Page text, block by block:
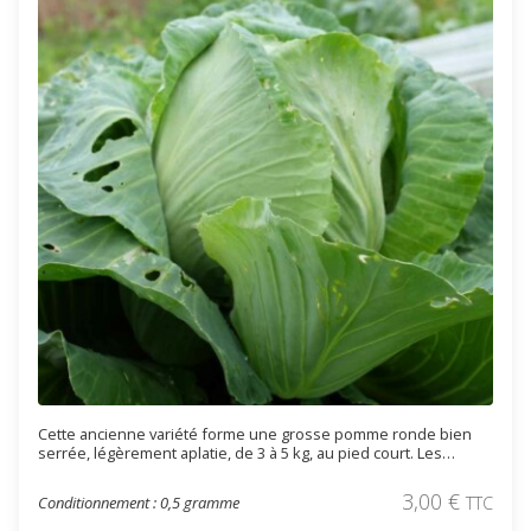
Cette ancienne variété forme une grosse pomme ronde bien
serrée, légèrement aplatie, de 3 à 5 kg, au pied court. Les
chaleurs estivales, la récolte s’effectue de fin juillet à fin
décembre. Elle résiste également bien au froid (jusqu'à -10°C).
Conditionnement : 0,5 gramme 3,00 € TTC